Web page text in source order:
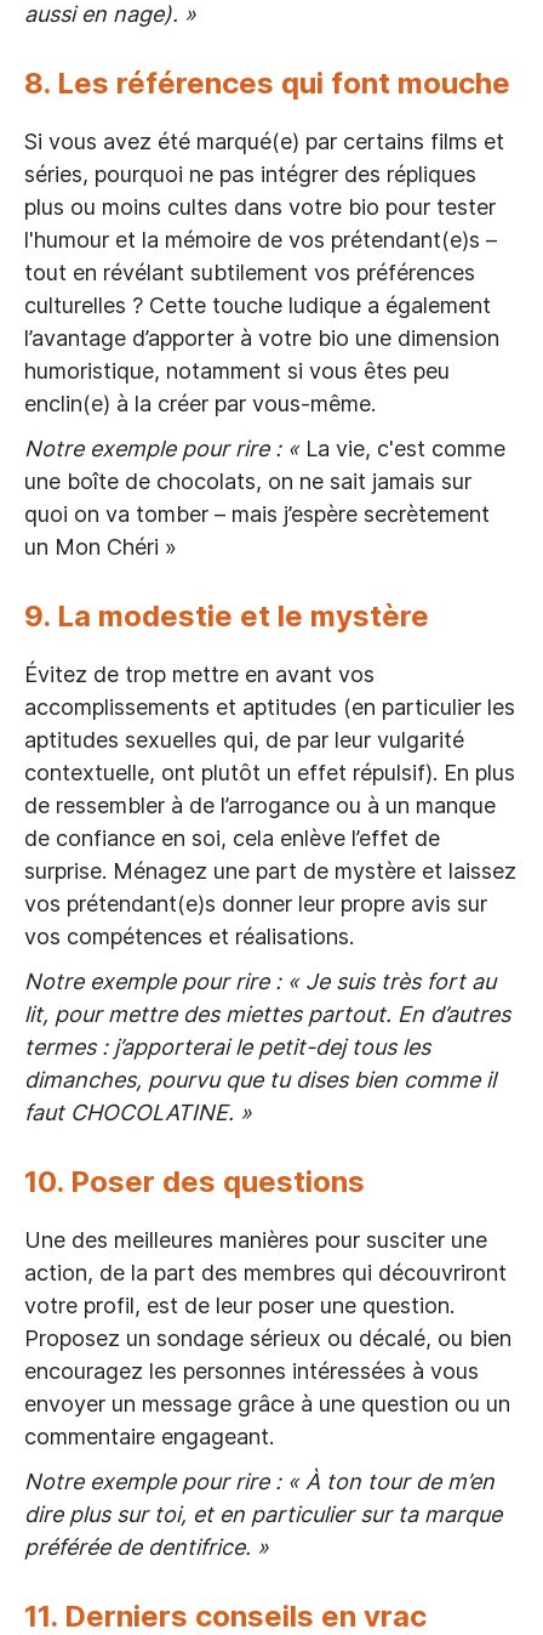
aussi en nage). »
8. Les références qui font mouche
Si vous avez été marqué(e) par certains films et
séries, pourquoi ne pas intégrer des répliques
plus ou moins cultes dans votre bio pour tester
l'humour et la mémoire de vos prétendant(e)s –
tout en révélant subtilement vos préférences
culturelles ? Cette touche ludique a également
l’avantage d’apporter à votre bio une dimension
humoristique, notamment si vous êtes peu
enclin(e) à la créer par vous-même.
Notre exemple pour rire : «La vie, c'est comme
une boîte de chocolats, on ne sait jamais sur
quoi on va tomber – mais j’espère secrètement
un Mon Chéri »
9. La modestie et le mystère
Évitez de trop mettre en avant vos
accomplissements et aptitudes (en particulier les
aptitudes sexuelles qui, de par leur vulgarité
contextuelle, ont plutôt un effet répulsif). En plus
de ressembler à de l’arrogance ou à un manque
de confiance en soi, cela enlève l’effet de
surprise. Ménagez une part de mystère et laissez
vos prétendant(e)s donner leur propre avis sur
vos compétences et réalisations.
Notre exemple pour rire : « Je suis très fort au
lit, pour mettre des miettes partout. En d’autres
termes : j’apporterai le petit-dej tous les
dimanches, pourvu que tu dises bien comme il
faut CHOCOLATINE. »
10. Poser des questions
Une des meilleures manières pour susciter une
action, de la part des membres qui découvriront
votre profil, est de leur poser une question.
Proposez un sondage sérieux ou décalé, ou bien
encouragez les personnes intéressées à vous
envoyer un message grâce à une question ou un
commentaire engageant.
Notre exemple pour rire : « À ton tour de m’en
dire plus sur toi, et en particulier sur ta marque
préférée de dentifrice. »
11. Derniers conseils en vrac